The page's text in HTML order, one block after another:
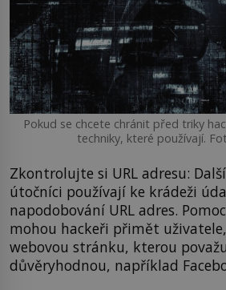
Pokud se chcete chránit před triky
techniky, které používají.
Zkontrolujte si URL adresu:
útočníci používají ke krádeži
napodobování URL adres.
mohou hackeři přimět
webovou stránku, kterou
důvěryhodnou, například